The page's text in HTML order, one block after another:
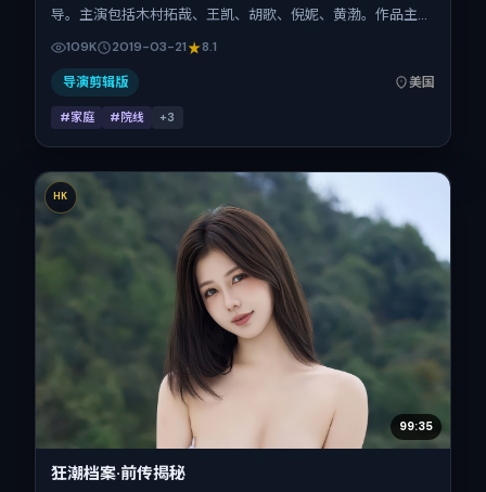
导。主演包括木村拓哉、王凯、胡歌、倪妮、黄渤。作品主要
期 2019-03-21，正片时长128分钟。
109K 2019-03-21 8.1
导演剪辑版 美国
#家庭 #院线 +3
HK
99:35
狂潮档案·前传揭秘